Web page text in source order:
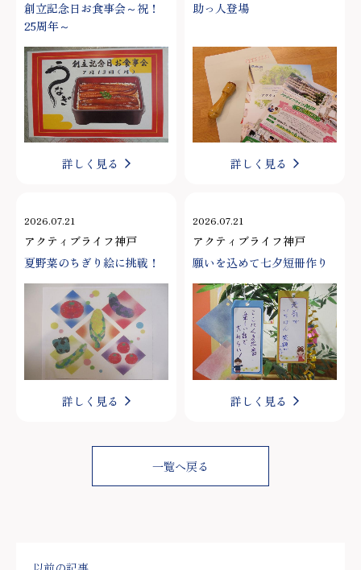
創立記念日お食事会～祝！
25周年～
詳しく見る
助っ人登場
詳しく見る
2026.07.21
アクティブライフ神戸
夏野菜のちぎり絵に挑戦！
詳しく見る
2026.07.21
アクティブライフ神戸
願いを込めて七夕短冊作り
詳しく見る
一覧へ戻る